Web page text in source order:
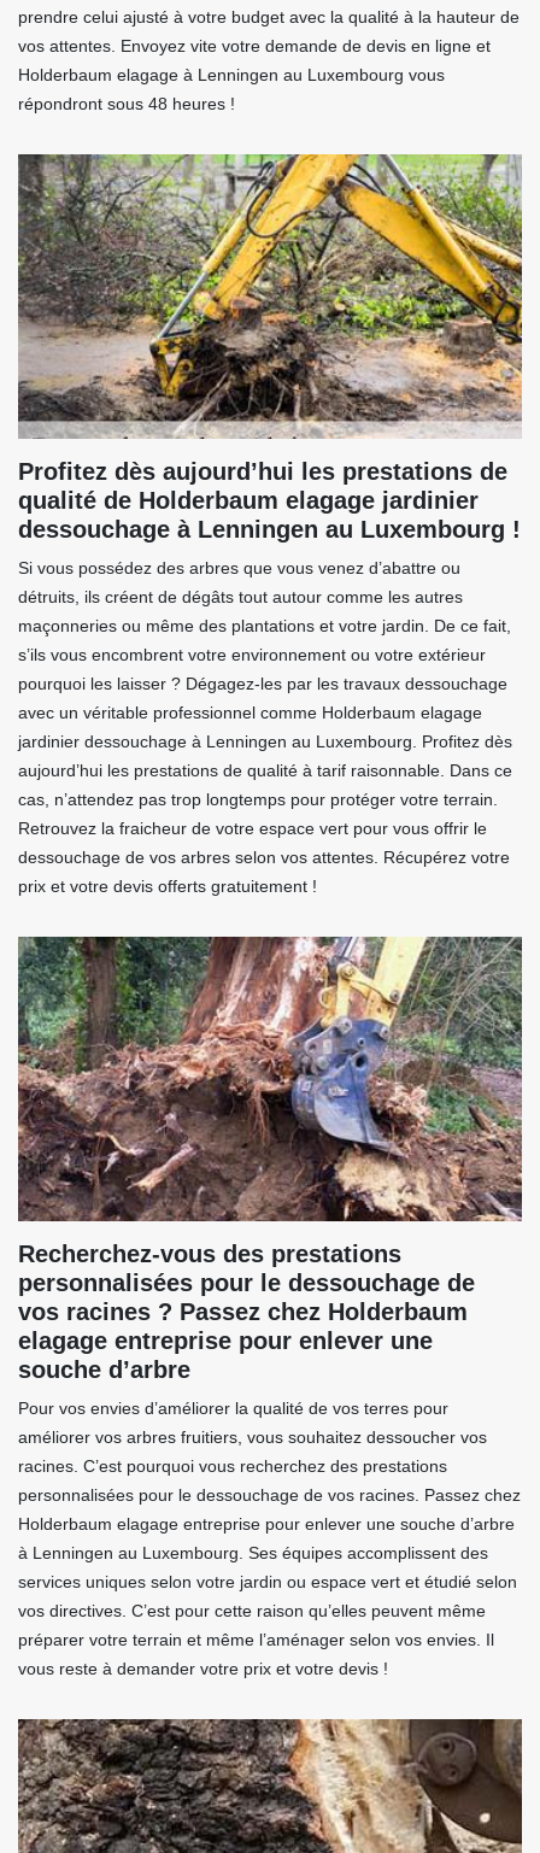
prendre celui ajusté à votre budget avec la qualité à la hauteur de
vos attentes. Envoyez vite votre demande de devis en ligne et
Holderbaum elagage à Lenningen au Luxembourg vous
répondront sous 48 heures !
Profitez dès aujourd’hui les prestations de
qualité de Holderbaum elagage jardinier
dessouchage à Lenningen au Luxembourg !
Si vous possédez des arbres que vous venez d’abattre ou
détruits, ils créent de dégâts tout autour comme les autres
maçonneries ou même des plantations et votre jardin. De ce fait,
s’ils vous encombrent votre environnement ou votre extérieur
pourquoi les laisser ? Dégagez-les par les travaux dessouchage
avec un véritable professionnel comme Holderbaum elagage
jardinier dessouchage à Lenningen au Luxembourg. Profitez dès
aujourd’hui les prestations de qualité à tarif raisonnable. Dans ce
cas, n’attendez pas trop longtemps pour protéger votre terrain.
Retrouvez la fraicheur de votre espace vert pour vous offrir le
dessouchage de vos arbres selon vos attentes. Récupérez votre
prix et votre devis offerts gratuitement !
Recherchez-vous des prestations
personnalisées pour le dessouchage de
vos racines ? Passez chez Holderbaum
elagage entreprise pour enlever une
souche d’arbre
Pour vos envies d’améliorer la qualité de vos terres pour
améliorer vos arbres fruitiers, vous souhaitez dessoucher vos
racines. C’est pourquoi vous recherchez des prestations
personnalisées pour le dessouchage de vos racines. Passez chez
Holderbaum elagage entreprise pour enlever une souche d’arbre
à Lenningen au Luxembourg. Ses équipes accomplissent des
services uniques selon votre jardin ou espace vert et étudié selon
vos directives. C’est pour cette raison qu’elles peuvent même
préparer votre terrain et même l’aménager selon vos envies. Il
vous reste à demander votre prix et votre devis !